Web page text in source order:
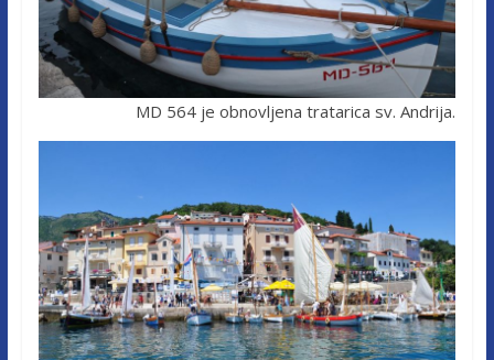
MD 564 je obnovljena tratarica sv. Andrija.